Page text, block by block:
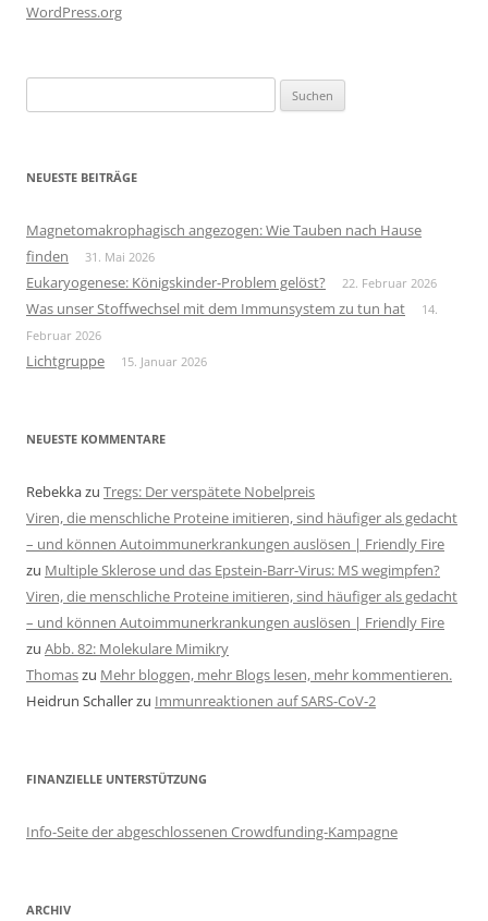
WordPress.org
nach:
NEUESTE BEITRÄGE
Magnetomakrophagisch angezogen: Wie Tauben nach Hause
finden
31. Mai 2026
Eukaryogenese: Königskinder-Problem gelöst? 22. Februar 2026
Was unser Stoffwechsel mit dem Immunsystem zu tun hat
14.
Februar 2026
Lichtgruppe 15. Januar 2026
NEUESTE KOMMENTARE
Rebekkazu Tregs: Der verspätete Nobelpreis
Viren, die menschliche Proteine imitieren, sind häufiger als gedacht
– und können Autoimmunerkrankungen auslösen | Friendly Fire
zu Multiple Sklerose und das Epstein-Barr-Virus: MS wegimpfen?
Viren, die menschliche Proteine imitieren, sind häufiger als gedacht
– und können Autoimmunerkrankungen auslösen | Friendly Fire
zu Abb. 82: Molekulare Mimikry
Thomaszu Mehr bloggen, mehr Blogs lesen, mehr kommentieren.
Heidrun Schallerzu Immunreaktionen auf SARS-CoV-2
FINANZIELLE UNTERSTÜTZUNG
Info-Seite der abgeschlossenen Crowdfunding-Kampagne
ARCHIV